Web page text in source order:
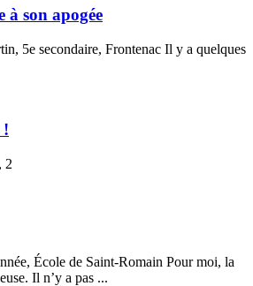
à son apogée
5e secondaire, Frontenac Il y a quelques
!
2
École de Saint-Romain Pour moi, la
Il n’y a pas ...